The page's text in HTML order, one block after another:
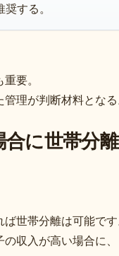
する。
要。
管理が判断材料とな
に世帯分
ば世帯分離は可能で
収入が高い場合に、